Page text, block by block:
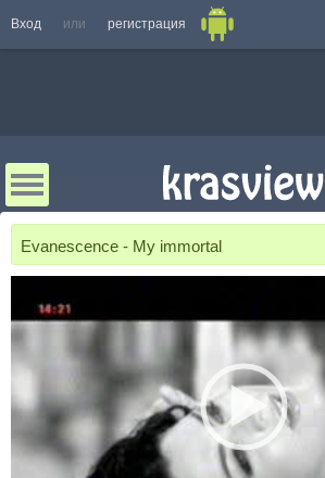
Вход или регистрация
Evanescence - My immortal